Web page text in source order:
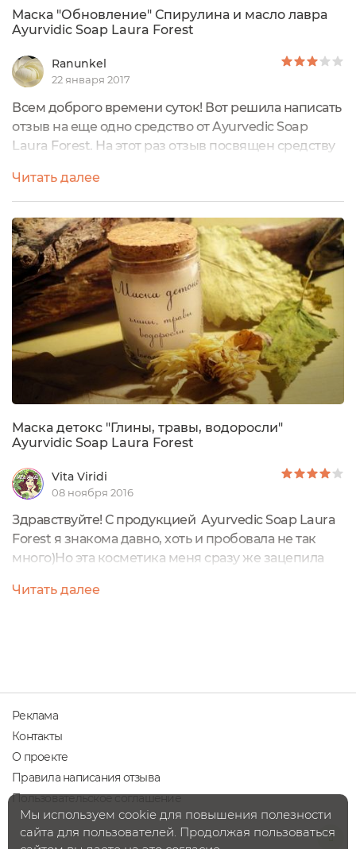
Маска "Обновление" Спирулина и масло лавра
Ayurvidic Soap Laura Forest
Ranunkel
22 января 2017
Всем доброго времени суток! Вот решила написать
отзыв на еще одно средство от Ayurvedic Soap
Laura Forest. На этот раз отзыв посвящен средству
баночка у меня тоже на исходе… «домазываю
остаточки», так сказать… вот и решила поделиться с
Вами своими впечатлениями.Внешний вид
упаковки у маски такой же, как и у бальзама, отзыв
на который...
Читать далее
Маска детокс "Глины, травы, водоросли"
Ayurvidic Soap Laura Forest
Vita Viridi
08 ноября 2016
Здравствуйте! С продукцией Ayurvedic Soap Laura
Forest я знакома давно, хоть и пробовала не так
много)Но эта косметика меня сразу же зацепила
веет теплом, а уж как прекрасно оформляются
Читать далее
Реклама
Контакты
О проекте
Правила написания отзыва
Пользовательское соглашение
Мы используем cookie для повышения полезности
сайта для пользователей. Продолжая пользоваться